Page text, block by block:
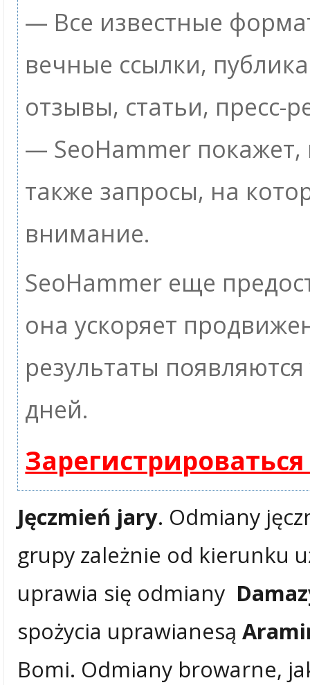
— Все известные
вечные ссылки,
отзывы, статьи, пресс-
— SeoHammer покажет,
также запросы, на
внимание.
SeoHammer еще
она ускоряет
результаты
дней.
Jęczmień jary. Odmiany
grupy zależnie od kierunku
uprawia się odmiany
spożycia uprawianesą
Bomi. Odmiany browarne,